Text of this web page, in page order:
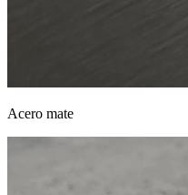
Acero mate